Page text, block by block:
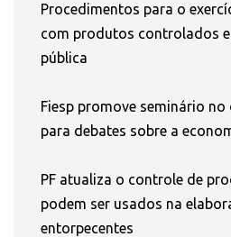
Procedimentos para o
com produtos controlados
pública
Fiesp promove seminário
para debates sobre a
PF atualiza o controle de
podem ser usados na
entorpecentes